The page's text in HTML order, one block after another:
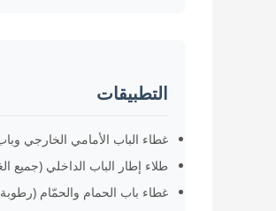
التطبيقات
غطاء الباب الأمامي الخارجي
طلاء إطار الباب الداخلي (جميع
غطاء باب الحمام والحمّام (رطوبة